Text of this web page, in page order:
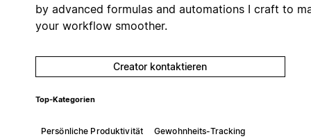
by advanced formulas and automations I craft to
your workflow smoother.
Creator kontaktieren
Top-Kategorien
Persönliche Produktivität
Gewohnheits-Tracking